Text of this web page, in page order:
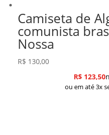
Camiseta de
comunista
Nossa
R$ 130,00
R$123,50
ou em até 3x